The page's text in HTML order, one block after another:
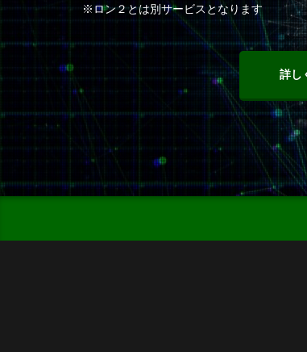
※ロン２とは別サービスとなります
詳し